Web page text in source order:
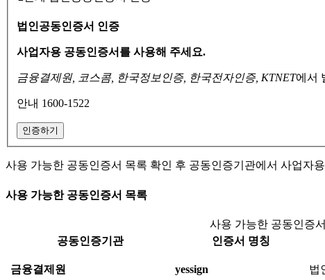
법인공동인증서 인증
사업자용 공동인증서를 사용해 주세요.
금융결제원, 코스콤, 한국정보인증, 한국전자인증, KTNET에서
안내 1600-1522
인증하기
사용 가능한 공동인증서 목록 확인 후 공동인증기관에서 사업자
사용 가능한 공동인증서 목록
사용 가능한 공동인증
공동인증기관
인증서 명칭
금융결제원 yessign 법